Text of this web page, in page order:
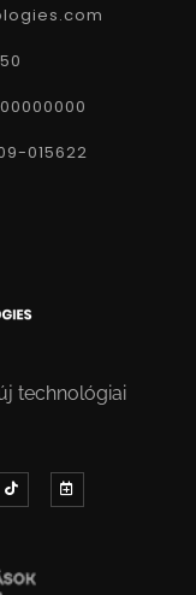
015622
technológiai